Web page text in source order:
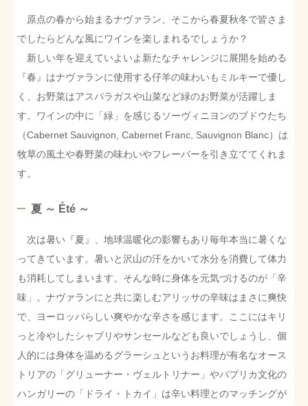
原点の春から始まるナヴァラン、そこから春夏秋冬で皆さま
でしたらどんな風にワインを楽しまれるでしょうか？
新しい年を迎えていよいよ新たなチャレンジに展開を始める
『春』はナヴァランに使用する仔羊の味わいもミルキーで優し
く、お野菜はアスパラガスや山菜など緑のお野菜が活躍しま
す。ワインの中に「緑」を感じるソーヴィニヨンのブドウたち
（Cabernet Sauvignon, Cabernet Franc, Sauvignon Blanc）は
牧草の風土や春野菜の味わいやフレーバーを引き立ててくれま
す。
夏 ～ Été ～
次は暑い『夏』、地球温暖化の影響もあり毎年本当に暑くな
ってきています。暑いと沢山の汗をかいて水分を消費して体力
も消耗してしまいます。そんな時に身体を元気づけるのが「辛
味」。ナヴァランにと共に楽しむアリッサの辛味はまさに爽快
で、ヨーロッパらしい爽やかな辛さを感じます。ここにはキリ
っと冷やしたシャブリやサンセールなども良いでしょうし、個
人的には身体を温めるグラーシュというお料理が有名なオース
トリアの「グリューナー・ヴェルトリナー」やパプリカ文化の
ハンガリーの「ドライ・トカイ」は辛い料理とのマッチングが